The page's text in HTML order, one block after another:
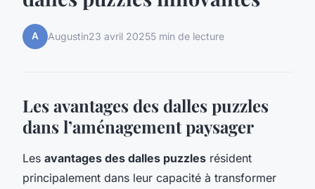
A Augustin23 avril 20255 min de lecture
Les avantages des dalles puzzles
dans l’aménagement paysager
Les avantages des dalles puzzles résident
principalement dans leur capacité à transformer